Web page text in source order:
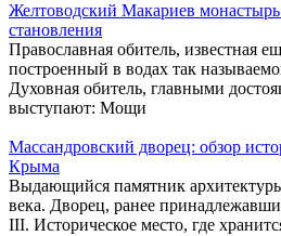
Желтоводский Макариев монастырь
становления
Православная обитель, известная
построенный в водах так
Духовная обитель, главными
выступают: Мощи
Массандровский дворец: обзор
Крыма
Выдающийся памятник
века. Дворец, ранее
III. Историческое место, где